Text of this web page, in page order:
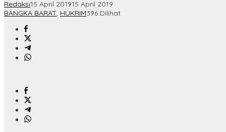
Redaksi15 April 201915 April 2019
BANGKA BARAT, HUKRIM396 Dilihat